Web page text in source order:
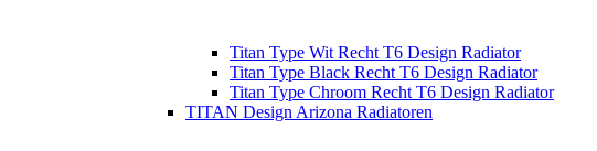
Titan Type Wit Recht T6 Design Radiator
Titan Type Black Recht T6 Design Radiator
Titan Type Chroom Recht T6 Design Radiator
TITAN Design Arizona Radiatoren